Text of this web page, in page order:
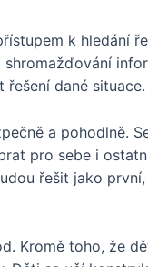
k hledání
dané situace.
a pohodlně.
pro sebe i
řešit jako
Kromě toho, že